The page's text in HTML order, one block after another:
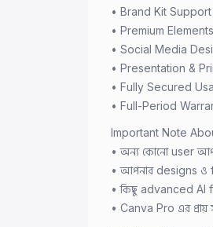
• Brand Kit Support
• Premium
• Social Media
• Presentation &
• Fully Secured
• Full-Period
Important Note
• অন্য কোনো user
• আপনার designs ও
• কিছু advanced AI
• Canva Pro এর